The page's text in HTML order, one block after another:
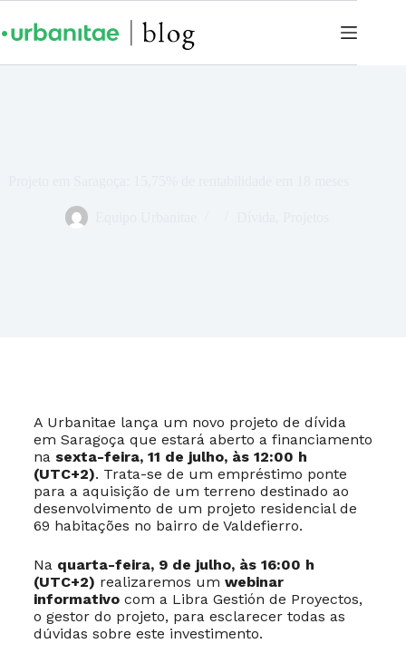
A Urbanitae lança um novo projeto de dívida
em Saragoça que estará aberto a financiamento
na sexta-feira, 11 de julho, às 12:00 h
(UTC+2). Trata-se de um empréstimo ponte
para a aquisição de um terreno destinado ao
desenvolvimento de um projeto residencial de
69 habitações no bairro de Valdefierro.
Na quarta-feira, 9 de julho, às 16:00 h
(UTC+2) realizaremos um webinar
informativocom a Libra Gestión de Proyectos,
o gestor do projeto, para esclarecer todas as
dúvidas sobre este investimento.